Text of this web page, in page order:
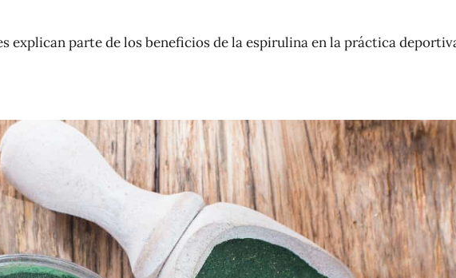
explican parte de los beneficios de la espirulina en la práctica